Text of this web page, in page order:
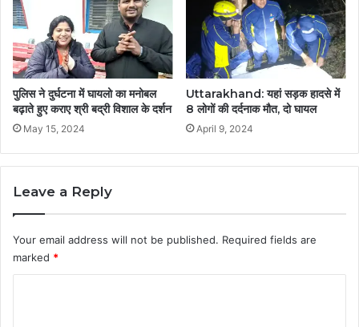
पुलिस ने दुर्घटना में घायलो का मनोबल
बढ़ाते हुए कराए श्री बद्री विशाल के दर्शन
May 15, 2024
Uttarakhand: यहां सड़क हादसे में
8 लोगों की दर्दनाक मौत, दो घायल
April 9, 2024
Leave a Reply
Your email address will not be published. Required fields are
marked *